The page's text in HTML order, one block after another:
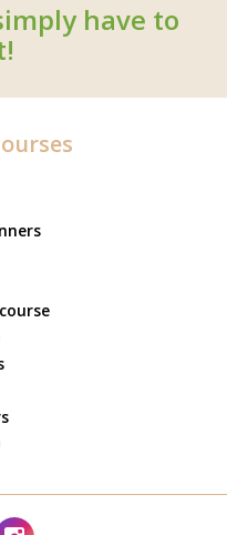
have to